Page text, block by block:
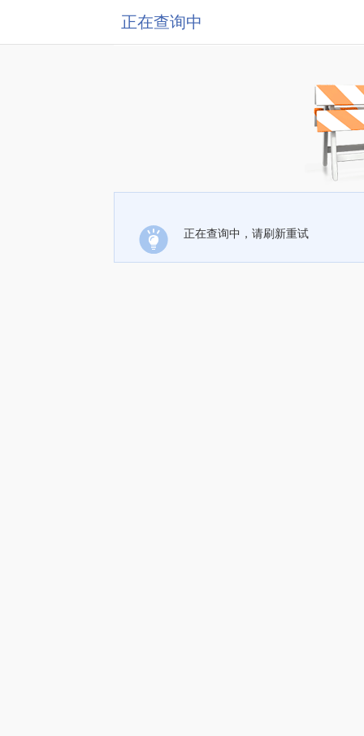
正在查询中
正在查询中，请刷新重试